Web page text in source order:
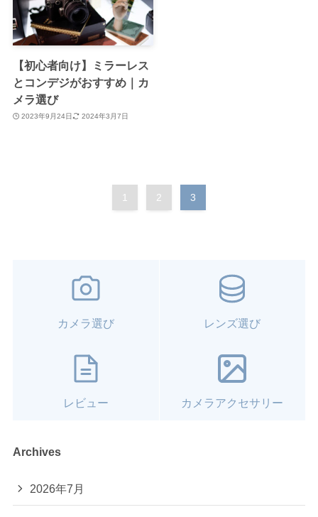
【初心者向け】ミラーレス
とコンデジがおすすめ｜カ
メラ選び
2023年9月24日 2024年3月7日
1 2 3
カメラ選び レンズ選び
レビュー カメラアクセサリー
Archives
2026年7月